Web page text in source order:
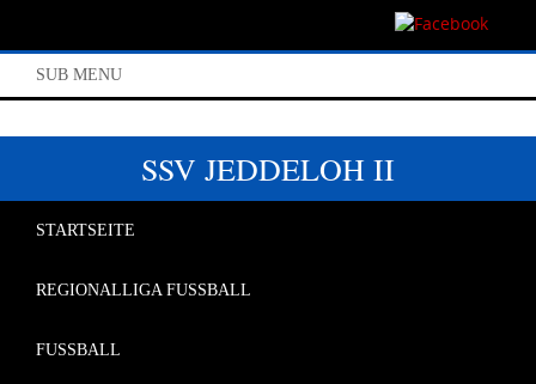
SUB MENU
SSV JEDDELOH II
STARTSEITE
REGIONALLIGA FUSSBALL
FUSSBALL